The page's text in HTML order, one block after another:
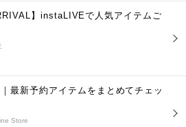
】instaLIVEで人気アイテムご
最新予約アイテムをまとめてチェッ
Store